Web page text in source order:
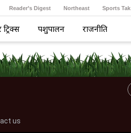
Reader’s Digest Northeast Sports Tak
पशुपालन राजनीति
us